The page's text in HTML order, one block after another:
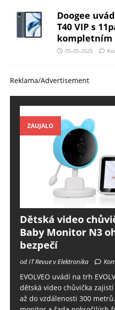
Doogee
T40 VIP s
kompletním
05-05-2025
Reklama/Advertisement
ZAUJALO
Dětská video
Baby Monitor N3
bezpečí
od IT Revue v Elektronika
EVOLVEO uvádí na trh
dětská video chůvička
až do vzdálenosti 300